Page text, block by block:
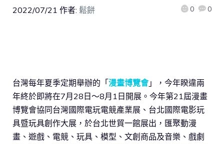
2022/07/21 作者: 鬆餅 0 0
台灣每年夏季定期舉辦的「漫畫博覽會」，今年睽違兩
年終於即將在7月28日～8月1日開展。今年第21屆漫畫
博覽會協同台灣國際電玩電競產業展、台北國際電影玩
具暨玩具創作大展，於台北世貿一館展出，匯聚動漫
畫、遊戲、電競、玩具、模型、文創商品及音樂、戲劇